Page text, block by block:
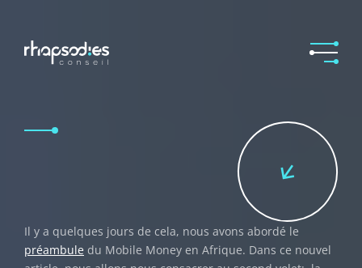
Il y a quelques jours de cela, nous avons abordé le
préambule du Mobile Money en Afrique. Dans ce nouvel